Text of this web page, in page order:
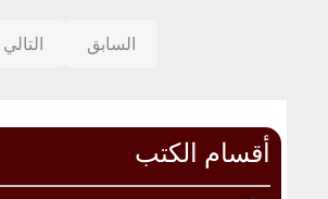
السابق التالي
أقسام الكتب